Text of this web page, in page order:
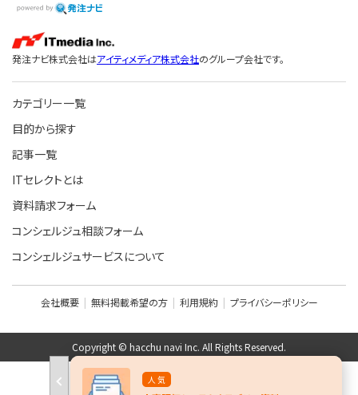
One人事［ChatGAI］では、独自のデータやナレッジなどのPDF
型FAQ機能を作成できます。人事業務の効率化と従業員満足度
の向上に貢献するシステムです。
One人事［Public］は、公的機関が必要とする機能を標準機能と
して提供。導入機関独自の制度・機能に対しては、パッケージで
保有している全データをユーザーが自由に加工可能な自由条
件検索機能を搭載することで費用低減を実現しています。
人 気
発注ナビ株式会社はアイティメディア株式会社のグループ会社です。
カテゴリー一覧
目的から探す
記事一覧
ITセレクトとは
資料請求フォーム
コンシェルジュ相談フォーム
コンシェルジュサービスについて
会社概要 無料掲載希望の方 利用規約 プライバシーポリシー
Copyright © hacchu navi Inc. All Rights Reserved.